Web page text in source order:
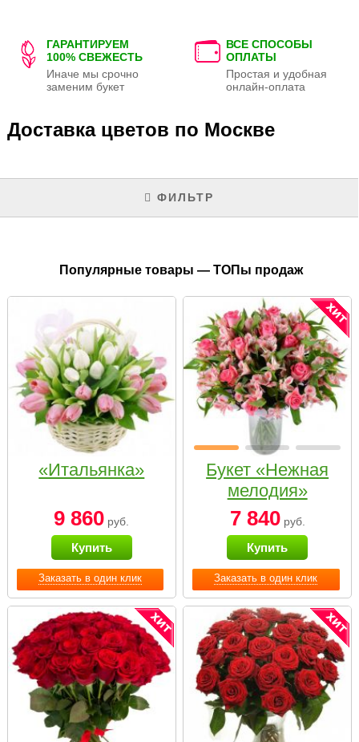
ГАРАНТИРУЕМ
100% СВЕЖЕСТЬ
Иначе мы срочно
заменим букет
ВСЕ СПОСОБЫ
ОПЛАТЫ
Простая и удобная
онлайн-оплата
Доставка цветов по Москве
ФИЛЬТР
Популярные товары — ТОПы продаж
Заказать в один клик
«Итальянка»
9 860 руб.
Купить
Заказать в один клик
Букет «Нежная
мелодия»
7 840руб.
Купить